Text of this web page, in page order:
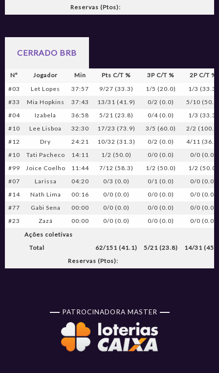
Reservas (Ptos):
CERRADO BRB
Nº Jogador Min Pts C/T % 3P C/T %
2P C/T %
#03
Let Lopes 37:57 9/27 (33.3) 1/5 (20.0)
1/3 (33.3)
#33
Mia Hopkins 37:43 13/31 (41.9) 0/2 (0.0)
5/10
#04
Izabela 36:58 5/21 (23.8) 0/4 (0.0)
1/3 (33.3)
#10
Lee Lisboa 32:30 17/23 (73.9) 3/5 (60.0)
2/2
#12
Dry 24:21 10/32 (31.3) 0/2 (0.0)
4/11
#10
Tati Pacheco 14:11 1/2 (50.0) 0/0 (0.0)
0/0 (0.0)
#99
Joice Coelho 11:44 7/12 (58.3) 1/2 (50.0)
1/2 (50.0)
#07
Larissa 04:20 0/3 (0.0) 0/1 (0.0)
0/0 (0.0)
#14
Nath Lima 00:16 0/0 (0.0) 0/0 (0.0)
0/0 (0.0)
#77
Gabi Sena 00:00 0/0 (0.0) 0/0 (0.0)
0/0 (0.0)
#23
Zazá 00:00 0/0 (0.0) 0/0 (0.0)
0/0 (0.0)
Ações coletivas
Total
62/151 (41.1) 5/21 (23.8)
14/31
Reservas (Ptos):
PATROCINADORA MASTER